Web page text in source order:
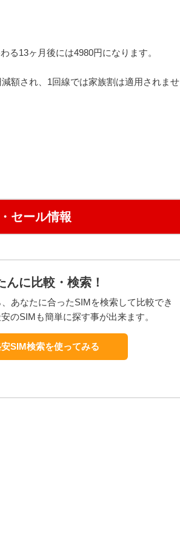
る13ヶ月後には4980円になります。
額され、1回線では家族割は適用されませ
セール情報
に比較・検索！
あなたに合ったSIMを検索して比較でき
のSIMも簡単に探す事が出来ます。
SIM検索を使ってみる